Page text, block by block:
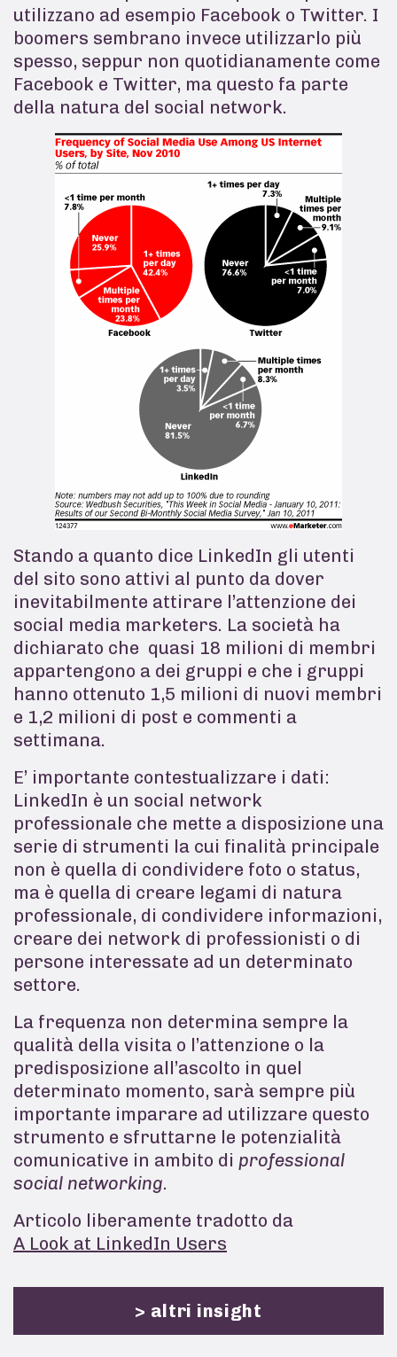
utilizzano ad esempio Facebook o Twitter. I
boomers sembrano invece utilizzarlo più
spesso, seppur non quotidianamente come
Facebook e Twitter, ma questo fa parte
della natura del social network.
Stando a quanto dice LinkedIn gli utenti
del sito sono attivi al punto da dover
inevitabilmente attirare l’attenzione dei
social media marketers. La società ha
dichiarato che quasi 18 milioni di membri
appartengono a dei gruppi e che i gruppi
hanno ottenuto 1,5 milioni di nuovi membri
e 1,2 milioni di post e commenti a
settimana.
E’ importante contestualizzare i dati:
LinkedIn è un social network
professionale che mette a disposizione una
serie di strumenti la cui finalità principale
non è quella di condividere foto o status,
ma è quella di creare legami di natura
professionale, di condividere informazioni,
creare dei network di professionisti o di
persone interessate ad un determinato
settore.
La frequenza non determina sempre la
qualità della visita o l’attenzione o la
predisposizione all’ascolto in quel
determinato momento, sarà sempre più
importante imparare ad utilizzare questo
strumento e sfruttarne le potenzialità
comunicative in ambito di professional
social networking.
Articolo liberamente tradotto da
A Look at LinkedIn Users
> altri insight